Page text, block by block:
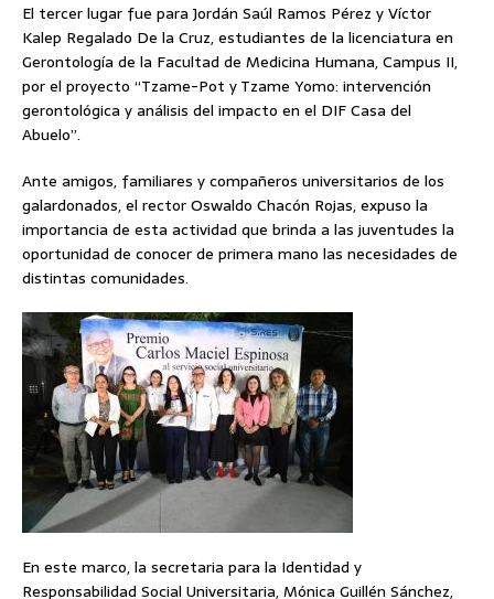
El tercer lugar fue para Jordán Saúl Ramos Pérez y Víctor
Kalep Regalado De la Cruz, estudiantes de la licenciatura en
Gerontología de la Facultad de Medicina Humana, Campus II,
por el proyecto “Tzame-Pot y Tzame Yomo: intervención
gerontológica y análisis del impacto en el DIF Casa del
Abuelo”.
Ante amigos, familiares y compañeros universitarios de los
galardonados, el rector Oswaldo Chacón Rojas, expuso la
importancia de esta actividad que brinda a las juventudes la
oportunidad de conocer de primera mano las necesidades de
distintas comunidades.
En este marco, la secretaria para la Identidad y
Responsabilidad Social Universitaria, Mónica Guillén Sánchez,